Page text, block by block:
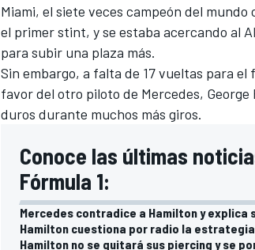
Miami, el siete veces campeón del
el primer stint, y se estaba acercando al
para subir una plaza más.
Sin embargo, a falta de 17 vueltas para
favor del otro piloto de Mercedes, George
duros durante muchos más giros.
Conoce las últimas
Fórmula 1:
Mercedes contradice a Hamilton y explica
Hamilton cuestiona por radio la estrategia
Hamilton no se quitará sus piercing y se